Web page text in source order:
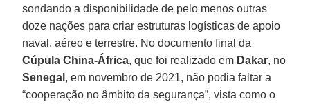
sondando a disponibilidade de pelo menos outras
doze nações para criar estruturas logísticas de apoio
naval, aéreo e terrestre. No documento final da
Cúpula China-África, que foi realizado em Dakar, no
Senegal , em novembro de 2021, não podia faltar a
“cooperação no âmbito da segurança”, vista como o